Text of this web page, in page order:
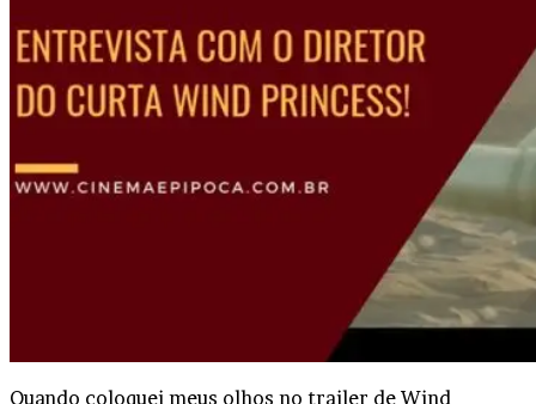
Quando coloquei meus olhos no trailer de Wind